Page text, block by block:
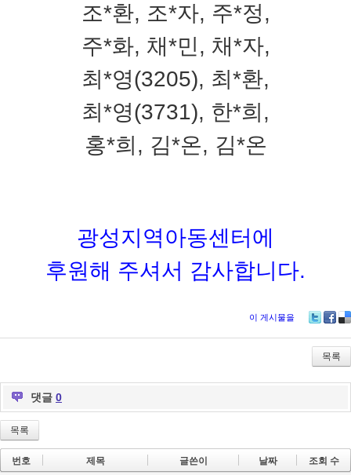
조*환, 조*자, 주*정,
주*화, 채*민, 채*자,
최*영(3205), 최*환,
최*영(3731), 한*희,
홍*희, 김*온, 김*온
광성지역아동센터에
후원해 주셔서 감사합니다.
이 게시물을
bo
ok
ou
s
목록
댓글 0
목록
번호 제목 글쓴이 날짜 조회 수